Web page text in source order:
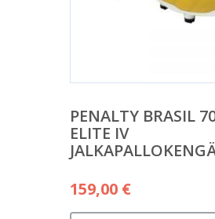
PENALTY BRASIL
ELITE IV
159,00 €